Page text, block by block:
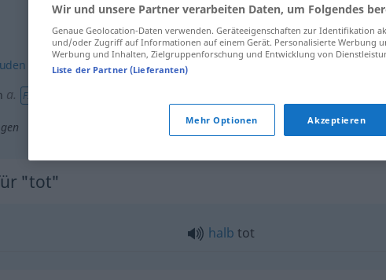
totumfallen
sich tot
a. FIG
"tot"
halb tot
Wir und unsere Partner verarbeiten Daten, um Folgendes
Genaue Geolocation-Daten verwenden. Geräteeigenschaften zur Identifikation
und/oder Zugriff auf Informationen auf einem Gerät. Personalisierte Werbung
Werbung und Inhalten, Zielgruppenforschung und Entwicklung von
Liste der Partner (Lieferanten)
Mehr Optionen Akzeptieren